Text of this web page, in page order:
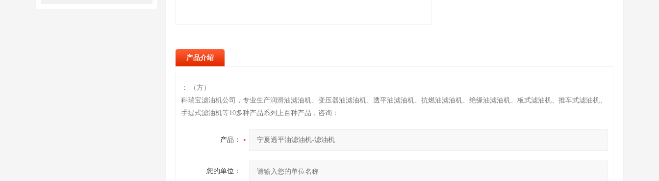
产品介绍
： （方）
科瑞宝滤油机公司，专业生产润滑油滤油机、变压器油滤油机、透平油滤油机、抗燃油滤油机、绝缘油滤油机、板式滤油机、推车式滤油机、
手提式滤油机等10多种产品系列上百种产品，咨询：
产品：
您的单位：